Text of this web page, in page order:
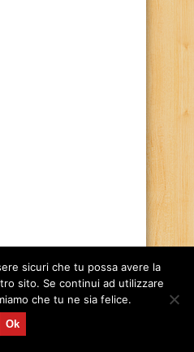
sicuri che tu possa avere la
sito. Se continui ad utilizzare
che tu ne sia felice.
Ok